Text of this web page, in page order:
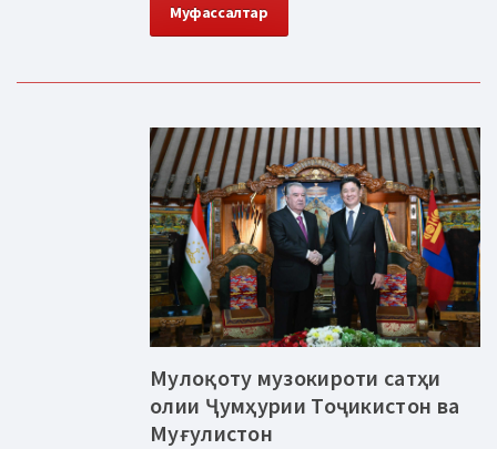
Муфассалтар
Мулоқоту музокироти сатҳи
олии Ҷумҳурии Тоҷикистон ва
Муғулистон